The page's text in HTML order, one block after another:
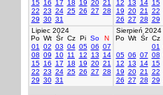
15 16 17 18 19 20 21
22 23 24 25 26 27 28
29 30 31
12
13 14 15
19 20 21 22
26 27 28 29
Lipiec 2024
Po Wt Śr Cz Pi So
N
01
02 03 04 05 06 07
08 09 10 11 12 13
14
15 16 17 18 19 20 21
22 23 24 25 26 27 28
29 30 31
Sierpień 2024
Po Wt Śr Cz
01
05 06 07 08
12
13 14 15
19 20 21 22
26 27 28 29